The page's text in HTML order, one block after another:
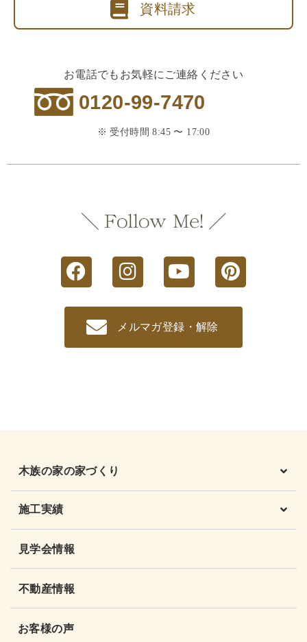
資料請求
お電話でもお気軽にご連絡ください
0120-99-7470
※ 受付時間 8:45 〜 17:00
メルマガ登録・解除
木族の家の家づくり
施工実績
見学会情報
不動産情報
お客様の声